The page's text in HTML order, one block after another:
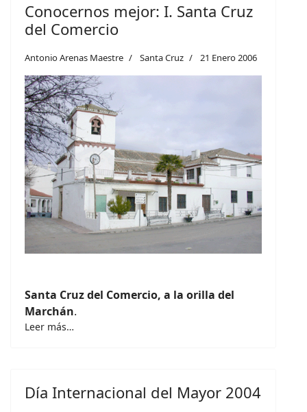
Conocernos mejor: I. Santa Cruz
del Comercio
Antonio Arenas Maestre Santa Cruz 21 Enero 2006
Santa Cruz del Comercio, a la orilla del
Marchán.
Leer más…
Día Internacional del Mayor 2004